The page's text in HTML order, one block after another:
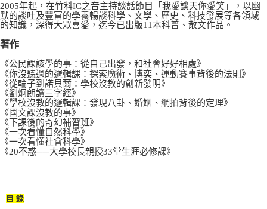
2005年起，在竹科IC之音主持談話節目「我愛談天你愛笑」，以幽
默的談吐及豐富的學養暢談科學、文學、歷史、科技發展等各領域
的知識，深得大眾喜愛，迄今已出版11本科普、散文作品。
著作
《公民課該學的事：從自己出發，和社會好好相處》
《你沒聽過的邏輯課：探索魔術、博奕、運動賽事背後的法則》
《從輪子到諾貝爾：學校沒教的創新發明》
《劉炯朗讀三字經》
《學校沒教的邏輯課：發現八卦、婚姻、網拍背後的定理》
《國文課沒教的事》
《下課後的奇幻補習班》
《一次看懂自然科學》
《一次看懂社會科學》
《20不惑──大學校長親授33堂生涯必修課》
目 錄